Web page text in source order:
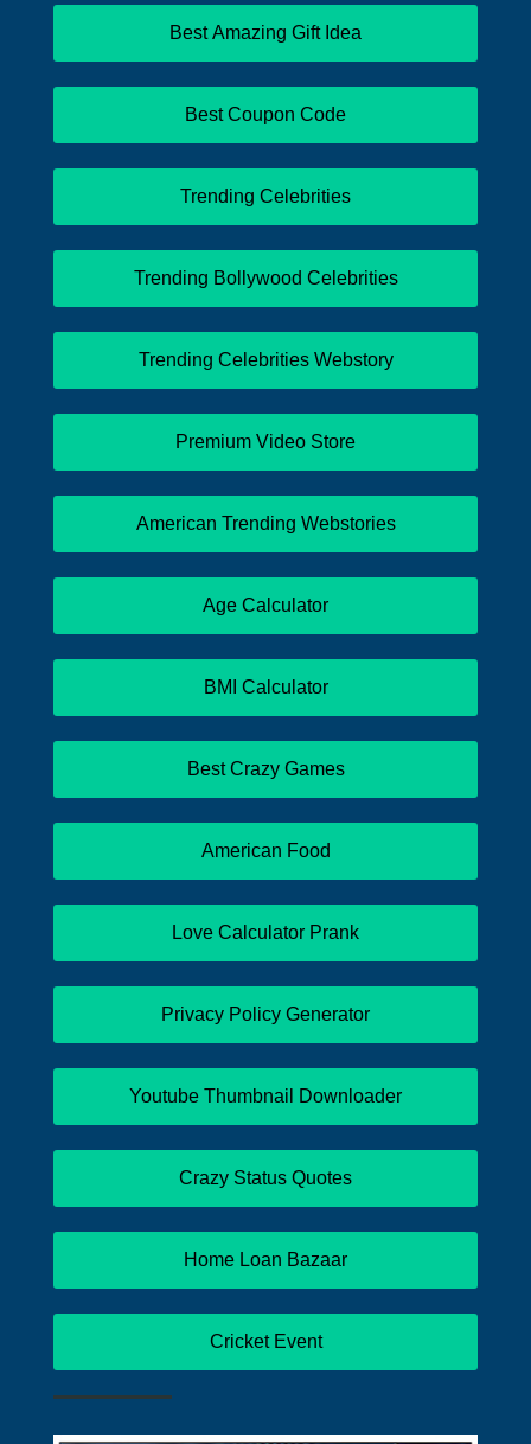
Best Amazing Gift Idea
Best Coupon Code
Trending Celebrities
Trending Bollywood Celebrities
Trending Celebrities Webstory
Premium Video Store
American Trending Webstories
Age Calculator
BMI Calculator
Best Crazy Games
American Food
Love Calculator Prank
Privacy Policy Generator
Youtube Thumbnail Downloader
Crazy Status Quotes
Home Loan Bazaar
Cricket Event